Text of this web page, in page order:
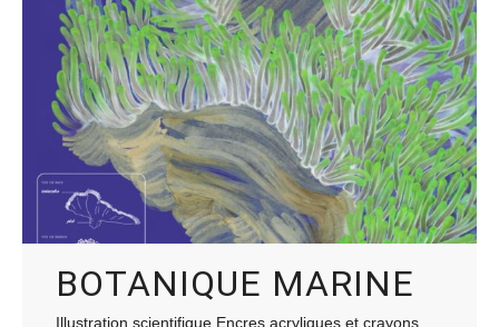
BOTANIQUE MARINE
Illustration scientifique Encres acryliques et crayons